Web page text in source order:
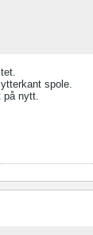
spole.
på nytt.